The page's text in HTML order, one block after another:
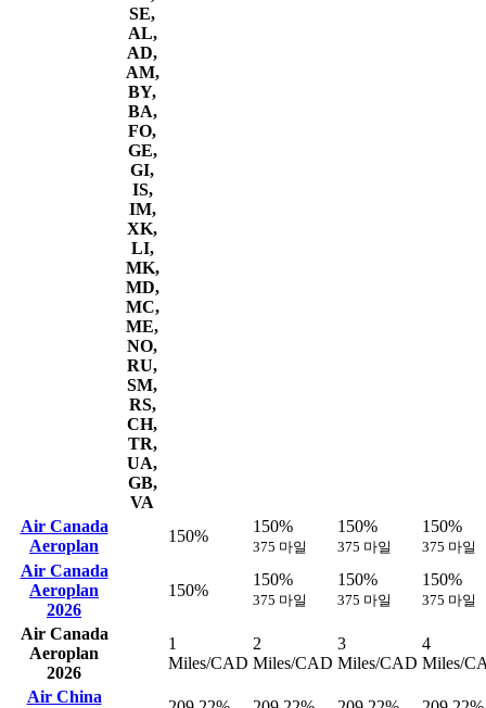
SE,
AL,
AD,
AM,
BY,
BA,
FO,
GE,
GI,
IS,
IM,
XK,
LI,
MK,
MD,
MC,
ME,
NO,
RU,
SM,
RS,
CH,
TR,
UA,
GB,
VA
Air Canada
Aeroplan
150%
150%
375 마일
150%
375 마일
150%
375 마일
Air Canada
Aeroplan
2026
150%
150%
375 마일
150%
375 마일
150%
375 마일
Air Canada
Aeroplan
2026
1
Miles/CAD
2
Miles/CAD
3
Miles/CAD
4
Miles/
Air China